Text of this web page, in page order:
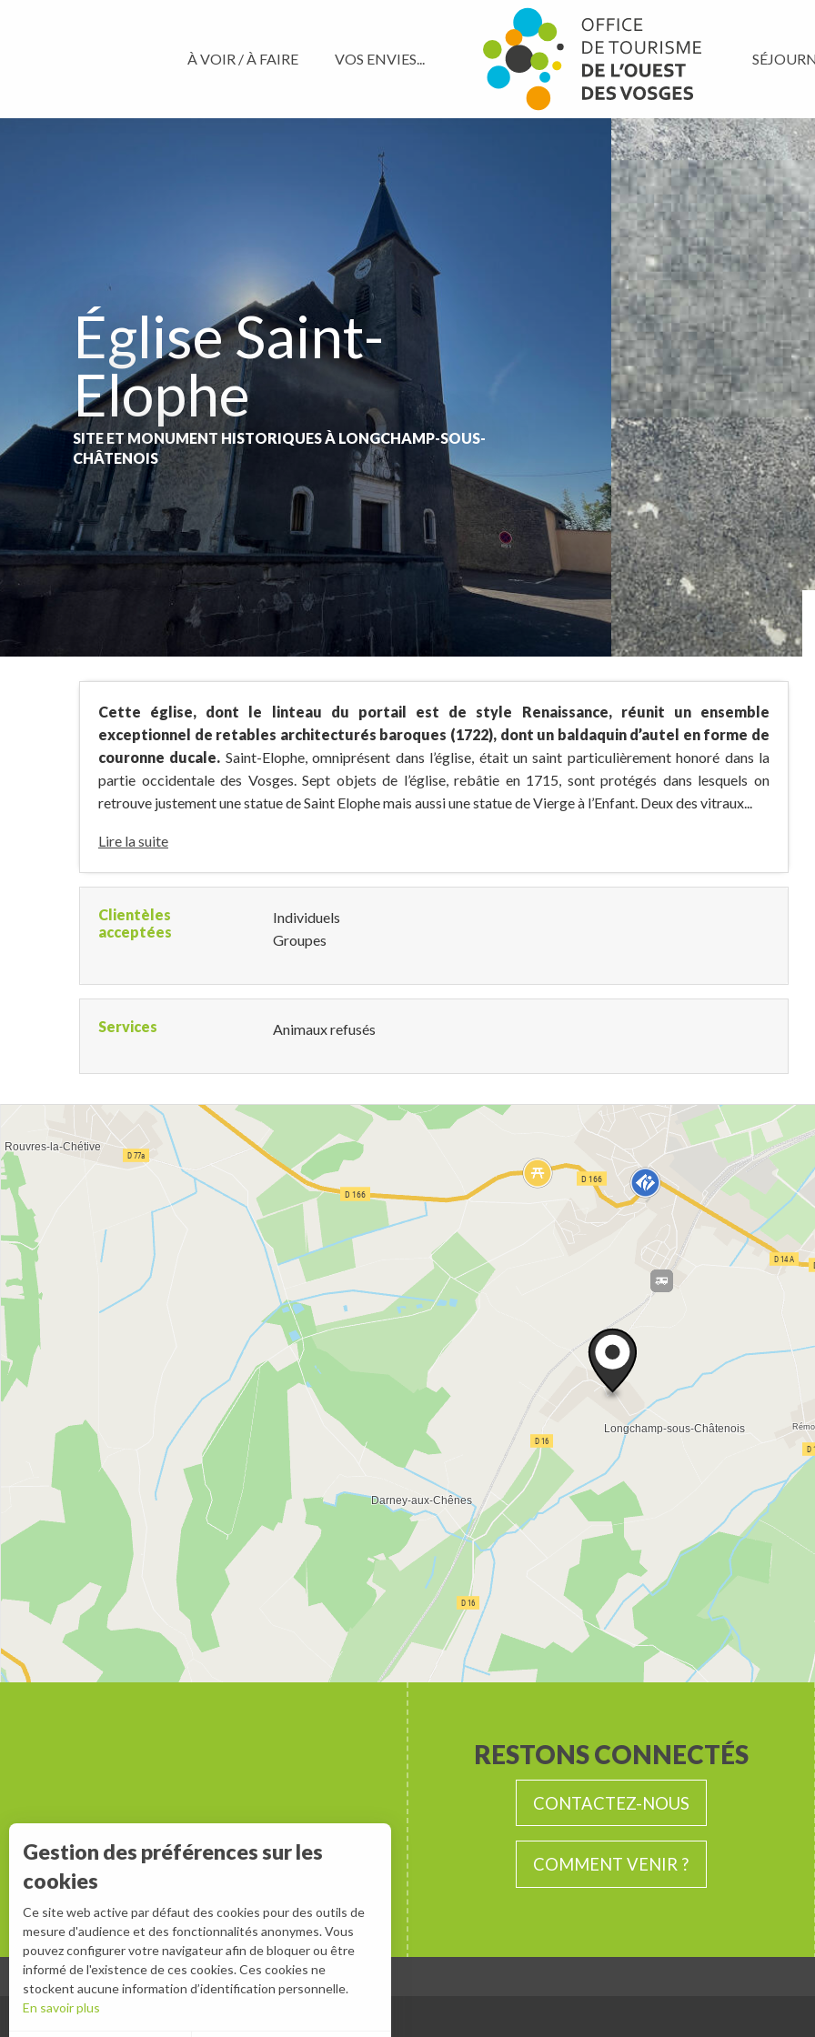
À VOIR / À FAIRE VOS ENVIES...
Église Saint-
Elophe
SITE ET MONUMENT HISTORIQUES À LONGCHAMP-SOUS-
CHÂTENOIS
Cette église, dont le linteau du portail est de style Renaissance, réunit un ensemble
exceptionnel de retables architecturés baroques (1722), dont un baldaquin d’autel en forme de
couronne ducale. Saint-Elophe, omniprésent dans l’église, était un saint particulièrement honoré dans la
partie occidentale des Vosges. Sept objets de l’église, rebâtie en 1715, sont protégés dans lesquels on
retrouve justement une statue de Saint Elophe mais aussi une statue de Vierge à l’Enfant. Deux des vitraux...
Lire la suite
Clientèles
acceptées
Individuels
Groupes
Services Animaux refusés
RESTONS CONNECTÉS
CONTACTEZ-NOUS
COMMENT VENIR ?
Gestion des préférences sur les
cookies
Ce site web active par défaut des cookies pour des outils de
mesure d'audience et des fonctionnalités anonymes. Vous
pouvez configurer votre navigateur afin de bloquer ou être
informé de l'existence de ces cookies. Ces cookies ne
stockent aucune information d’identification personnelle.
En savoir plus